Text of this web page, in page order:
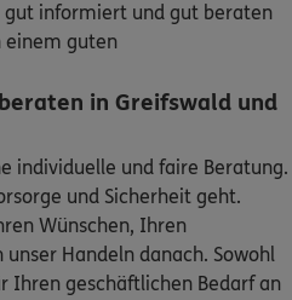
Versicherungen bei ERGO,
und der DKV.
ERGO
Stralsund OT Devin
ERGO
Stralsund OT Devin
gut informiert und gut beraten
einem guten
in Greifswald und
individuelle und faire Beratung.
und Sicherheit geht.
Wünschen, Ihren
Handeln danach. Sowohl
Ihren geschäftlichen Bedarf an